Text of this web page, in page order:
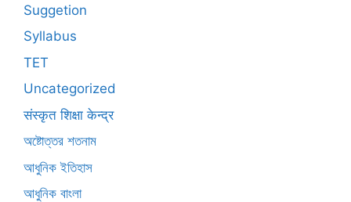
Suggetion
Syllabus
TET
Uncategorized
संस्कृत शिक्षा केन्द्र
অষ্টোত্তর শতনাম
আধুনিক ইতিহাস
আধুনিক বাংলা